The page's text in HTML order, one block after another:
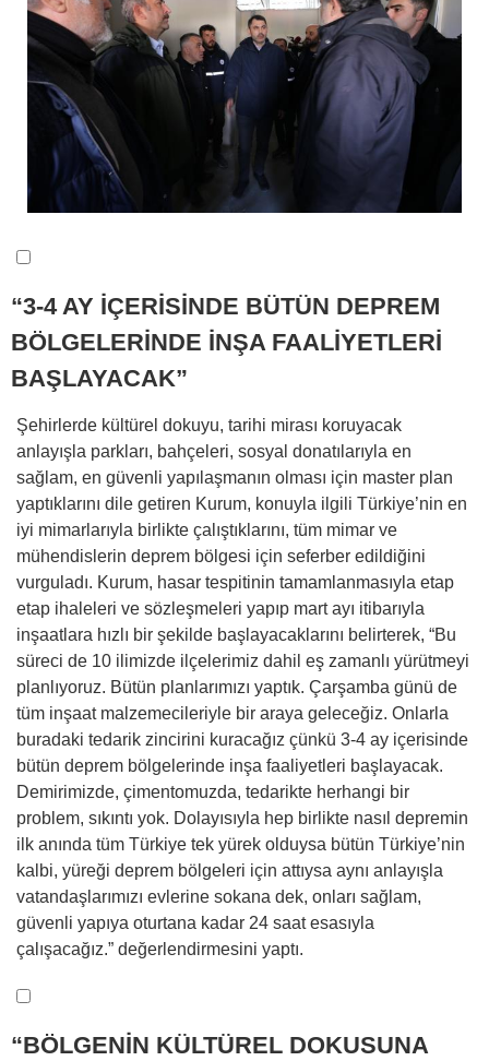
“3-4 AY İÇERİSİNDE BÜTÜN DEPREM
BÖLGELERİNDE İNŞA FAALİYETLERİ
BAŞLAYACAK”
Şehirlerde kültürel dokuyu, tarihi mirası koruyacak
anlayışla parkları, bahçeleri, sosyal donatılarıyla en
sağlam, en güvenli yapılaşmanın olması için master plan
yaptıklarını dile getiren Kurum, konuyla ilgili Türkiye’nin en
iyi mimarlarıyla birlikte çalıştıklarını, tüm mimar ve
mühendislerin deprem bölgesi için seferber edildiğini
vurguladı. Kurum, hasar tespitinin tamamlanmasıyla etap
etap ihaleleri ve sözleşmeleri yapıp mart ayı itibarıyla
inşaatlara hızlı bir şekilde başlayacaklarını belirterek, “Bu
süreci de 10 ilimizde ilçelerimiz dahil eş zamanlı yürütmeyi
planlıyoruz. Bütün planlarımızı yaptık. Çarşamba günü de
tüm inşaat malzemecileriyle bir araya geleceğiz. Onlarla
buradaki tedarik zincirini kuracağız çünkü 3-4 ay içerisinde
bütün deprem bölgelerinde inşa faaliyetleri başlayacak.
Demirimizde, çimentomuzda, tedarikte herhangi bir
problem, sıkıntı yok. Dolayısıyla hep birlikte nasıl depremin
ilk anında tüm Türkiye tek yürek olduysa bütün Türkiye’nin
kalbi, yüreği deprem bölgeleri için attıysa aynı anlayışla
vatandaşlarımızı evlerine sokana dek, onları sağlam,
güvenli yapıya oturtana kadar 24 saat esasıyla
çalışacağız.” değerlendirmesini yaptı.
“BÖLGENİN KÜLTÜREL DOKUSUNA